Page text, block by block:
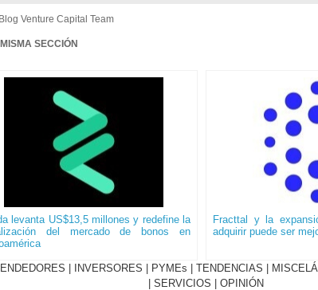
Venture Capital Team
SECCIÓN
levanta US$13,5 millones y redefine la
del mercado de bonos en
Fracttal y la
adquirir puede ser
INVERSORES PYMEs TENDENCIAS
SERVICIOS OPINIÓN